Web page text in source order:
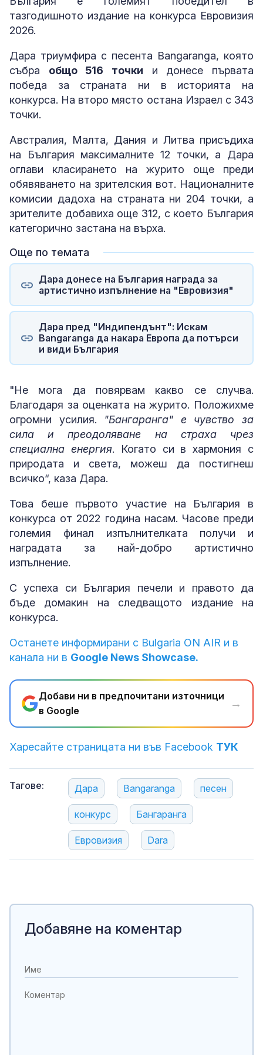
тазгодишното издание на конкурса Евровизия
2026.
Дара триумфира с песента Bangaranga, която
събра общо 516 точки и донесе първата
победа за страната ни в историята на
конкурса. На второ място остана Израел с 343
точки.
Австралия, Малта, Дания и Литва присъдиха
на България максималните 12 точки, а Дара
оглави класирането на журито още преди
обявяването на зрителския вот. Националните
комисии дадоха на страната ни 204 точки, а
зрителите добавиха още 312, с което България
категорично застана на върха.
Още по темата
Дара донесе на България награда за
артистично изпълнение на "Евровизия"
Дара пред "Индипендънт": Искам
Bangaranga да накара Европа да потърси
и види България
"Не мога да повярвам какво се случва.
Благодаря за оценката на журито. Положихме
огромни усилия. "Бангаранга" е чувство за
сила и преодоляване на страха чрез
специална енергия. Когато си в хармония с
природата и света, можеш да постигнеш
всичко“, каза Дара.
Това беше първото участие на България в
конкурса от 2022 година насам. Часове преди
големия финал изпълнителката получи и
наградата за най-добро артистично
изпълнение.
С успеха си България печели и правото да
бъде домакин на следващото издание на
конкурса.
Останете информирани с Bulgaria ON AIR и в
канала ни в Google News Showcase.
Добави ни в предпочитани източници
в Google
→
Харесайте страницата ни във Facebook ТУК
Тагове: Дара Bangaranga песен
конкурс Бангаранга
Евровизия Dara
Добавяне на коментар